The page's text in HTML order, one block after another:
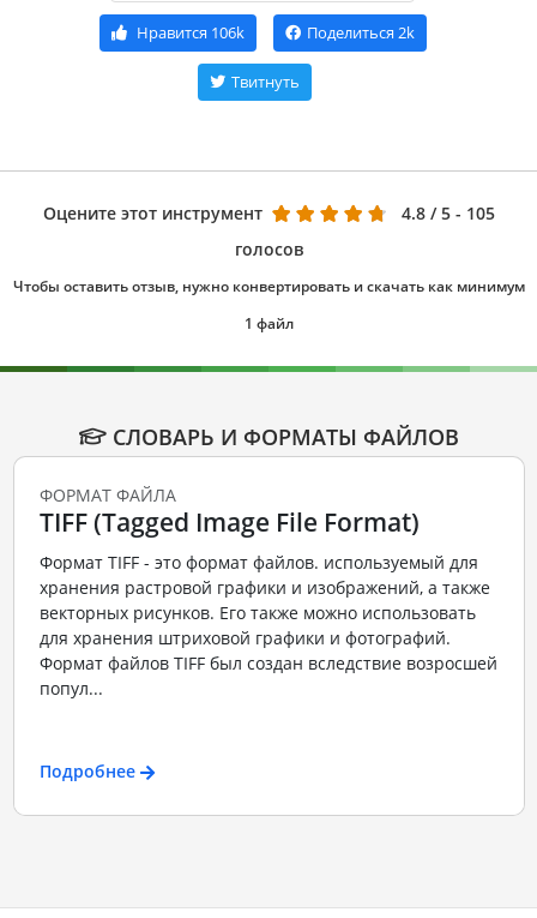
Нравится 106k Поделиться 2k
Твитнуть
Оцените этот инструмент 4.8 / 5 - 105
голосов
Чтобы оставить отзыв, нужно конвертировать и скачать как минимум
1 файл
СЛОВАРЬ И ФОРМАТЫ ФАЙЛОВ
ФОРМАТ ФАЙЛА
TIFF (Tagged Image File Format)
Формат TIFF - это формат файлов. используемый для
хранения растровой графики и изображений, а также
векторных рисунков. Его также можно использовать
для хранения штриховой графики и фотографий.
Формат файлов TIFF был создан вследствие возросшей
попул...
Подробнее